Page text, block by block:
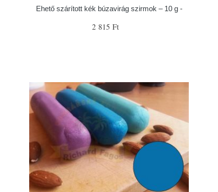
Ehető szárított kék búzavirág szirmok – 10 g -
2 815 Ft